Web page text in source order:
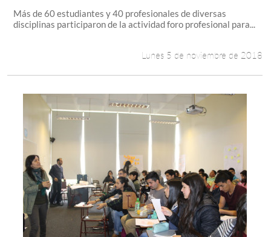
Más de 60 estudiantes y 40 profesionales de diversas
disciplinas participaron de la actividad foro profesional para...
Lunes 5 de noviembre de 2018